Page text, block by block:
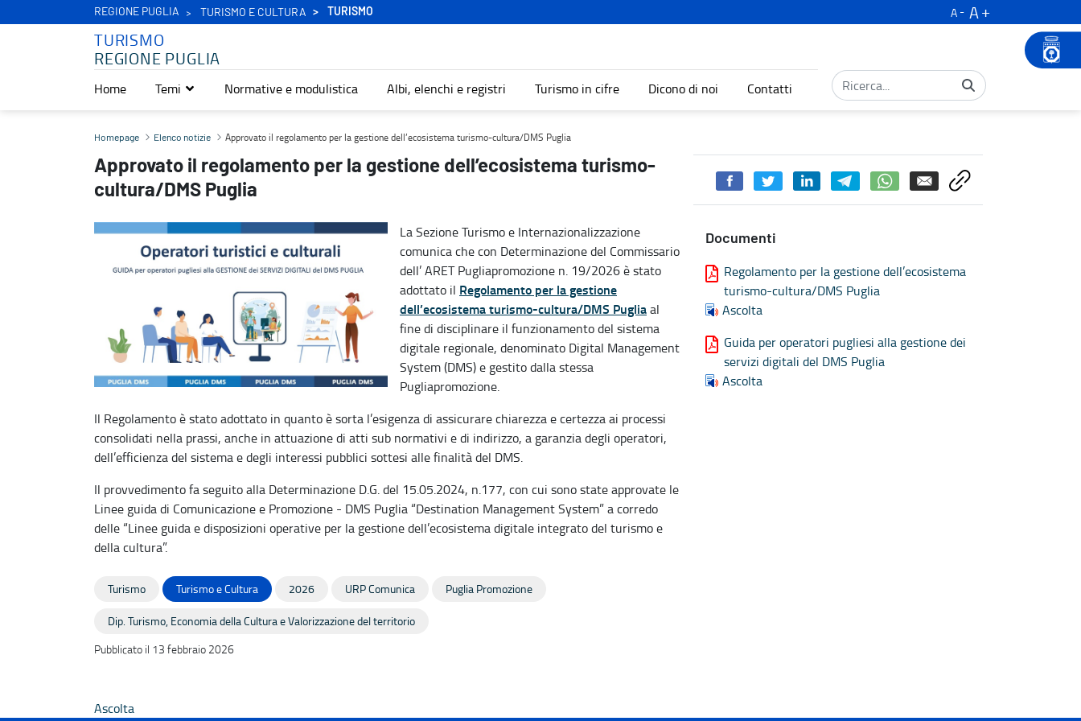
REGIONE PUGLIA TURISMO E CULTURA TURISMO A
A
TURISMO
REGIONE PUGLIA
Home Temi Normative e modulistica Albi, elenchi e registri Turismo in cifre Dicono di noi Contatti
Approvato il regolamento per la gestione dell’ecosistema turismo-cultura/DMS Puglia - Turismo
Homepage Elenco notizie Approvato il regolamento per la gestione dell’ecosistema turismo-cultura/DMS Puglia
Approvato il regolamento per la gestione dell’ecosistema turismo-
cultura/DMS Puglia
La Sezione Turismo e Internazionalizzazione
comunica che con Determinazione del Commissario
dell’ ARET Pugliapromozione n. 19/2026 è stato
adottato il Regolamento per la gestione
dell’ecosistema turismo-cultura/DMS Pugliaal
fine di disciplinare il funzionamento del sistema
digitale regionale, denominato Digital Management
System (DMS) e gestito dalla stessa
Pugliapromozione.
Il Regolamento è stato adottato in quanto è sorta l’esigenza di assicurare chiarezza e certezza ai processi
consolidati nella prassi, anche in attuazione di atti sub normativi e di indirizzo, a garanzia degli operatori,
dell’efficienza del sistema e degli interessi pubblici sottesi alle finalità del DMS.
Il provvedimento fa seguito alla Determinazione D.G. del 15.05.2024, n.177, con cui sono state approvate le
Linee guida di Comunicazione e Promozione - DMS Puglia “Destination Management System” a corredo
delle “Linee guida e disposizioni operative per la gestione dell’ecosistema digitale integrato del turismo e
della cultura”.
Documenti
Regolamento per la gestione dell’ecosistema
turismo-cultura/DMS Puglia
Ascolta
Guida per operatori pugliesi alla gestione dei
servizi digitali del DMS Puglia
Ascolta
Turismo Turismo e Cultura 2026 URP Comunica Puglia Promozione
Dip. Turismo, Economia della Cultura e Valorizzazione del territorio
Pubblicato il 13 febbraio 2026
Ascolta